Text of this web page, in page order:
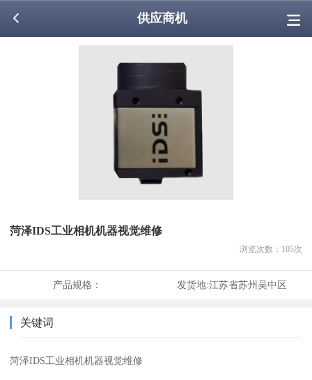
供应商机
菏泽IDS工业相机机器视觉维修
浏览次数： 105次
产品规格： 发货地:江苏省苏州吴中区
关键词
菏泽IDS工业相机机器视觉维修